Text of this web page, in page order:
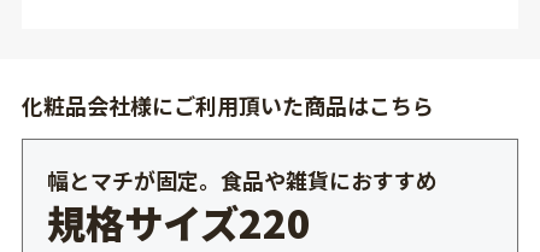
化粧品会社様にご利用頂いた商品はこちら
幅とマチが固定。食品や雑貨におすすめ
規格サイズ220